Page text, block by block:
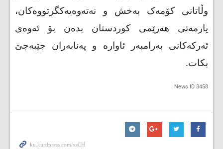
وڵاتانی کۆمه‌ک به‌خش و نه‌ته‌وه‌یه‌کگرتووه‌کان،
یارمه‌تی هه‌رێمی کوردستان بده‌ن بۆ ئه‌وه‌ی
ئه‌رکه‌کانی به‌رامبه‌ر ئاواره‌ و په‌نابه‌ران جێبه‌جێ
بکات.
News ID3458